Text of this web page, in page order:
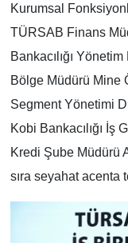
Kurumsal
TÜRSAB Finans
Bankacılığı
Bölge Müdürü Mine
Segment Yönetimi
Kobi Bankacılığı İş
Kredi Şube Müdürü
sıra seyahat acenta